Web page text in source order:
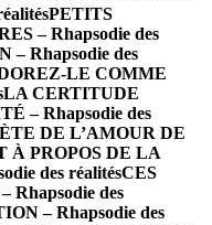
PETITS
– Rhapsodie des
– Rhapsodie des
LE COMME
LA CERTITUDE
– Rhapsodie des
DE L’AMOUR DE
À PROPOS DE LA
des réalitésCES
Rhapsodie des
– Rhapsodie des